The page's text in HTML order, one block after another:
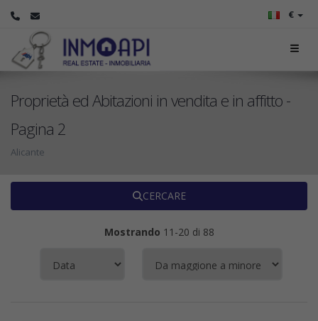
€
Proprietà ed Abitazioni in vendita e in affitto -
Pagina 2
Alicante
CERCARE
Mostrando 11-20 di 88